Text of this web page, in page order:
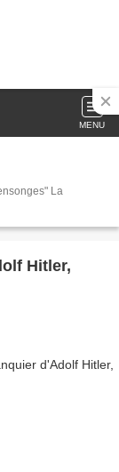
MENU
La
Hitler,